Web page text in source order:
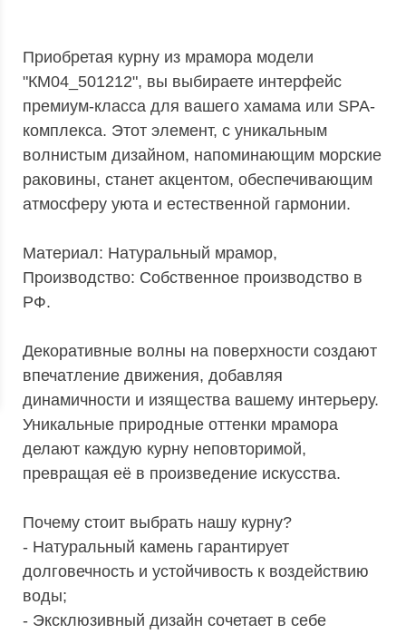
Приобретая курну из мрамора модели
"КМ04_501212", вы выбираете интерфейс
премиум-класса для вашего хамама или SPA-
комплекса. Этот элемент, с уникальным
волнистым дизайном, напоминающим морские
раковины, станет акцентом, обеспечивающим
атмосферу уюта и естественной гармонии.
Материал: Натуральный мрамор,
Производство: Собственное производство в
РФ.
Декоративные волны на поверхности создают
впечатление движения, добавляя
динамичности и изящества вашему интерьеру.
Уникальные природные оттенки мрамора
делают каждую курну неповторимой,
превращая её в произведение искусства.
Почему стоит выбрать нашу курну?
- Натуральный камень гарантирует
долговечность и устойчивость к воздействию
воды;
- Эксклюзивный дизайн сочетает в себе